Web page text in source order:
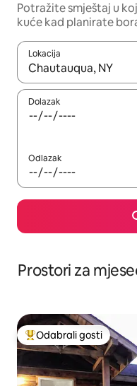
Potražite smještaj u
kuće kad planirate
Lokacija
Kada budu dostupni
Dolazak
Odlazak
Prostori za
Među najviše
Odabrali gosti